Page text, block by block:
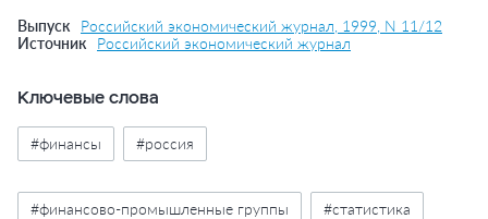
Выпуск
Российский экономический журнал, 1999, N 11/12
Источник
Российский экономический журнал
Ключевые слова
#финансы #россия
#финансово-промышленные группы #статистика